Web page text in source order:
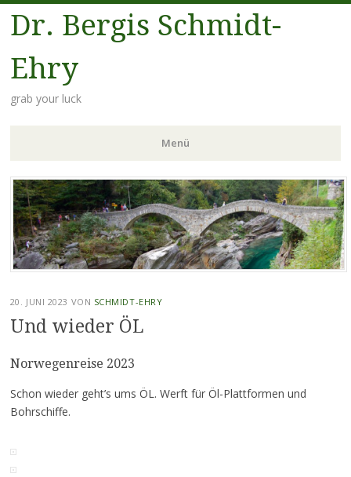
Dr. Bergis Schmidt-
Ehry
grab your luck
Menü
Zum
Inhalt
springen
20. JUNI 2023 VON SCHMIDT-EHRY
Und wieder ÖL
Norwegenreise 2023
Schon wieder geht’s ums ÖL. Werft für Öl-Plattformen und
Bohrschiffe.